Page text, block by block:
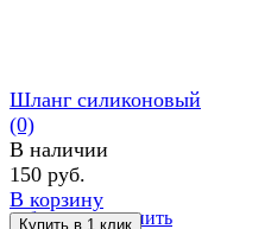
избранное сравнить
Шланг силиконовый
(0)
В наличии
150 руб.
В корзину